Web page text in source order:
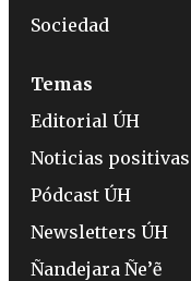
Sociedad
Temas
Editorial ÚH
Noticias positivas
Pódcast ÚH
Newsletters ÚH
Ñandejara Ñe’ẽ